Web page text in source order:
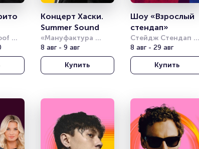
Концерт Хаски.
Summer Sound
«Мануфактура
10/12»
8 авг - 9 авг
Купить
Шоу «Взрослый
стендап»
Стейдж Стендап
Клаб (Stage StandUp
Club)
8 авг - 29 авг
Купить